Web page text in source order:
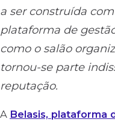
a ser construída
plataforma de
como o salão
tornou-se parte
reputação.
A Belasis, plataforma